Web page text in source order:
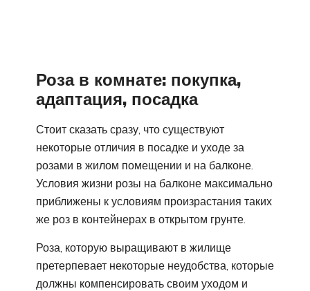
Роза в комнате: покупка,
адаптация, посадка
Стоит сказать сразу, что существуют
некоторые отличия в посадке и уходе за
розами в жилом помещении и на балконе.
Условия жизни розы на балконе максимально
приближены к условиям произрастания таких
же роз в контейнерах в открытом грунте.
Роза, которую выращивают в жилище
претерпевает некоторые неудобства, которые
должны компенсировать своим уходом и